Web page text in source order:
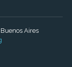
Aires